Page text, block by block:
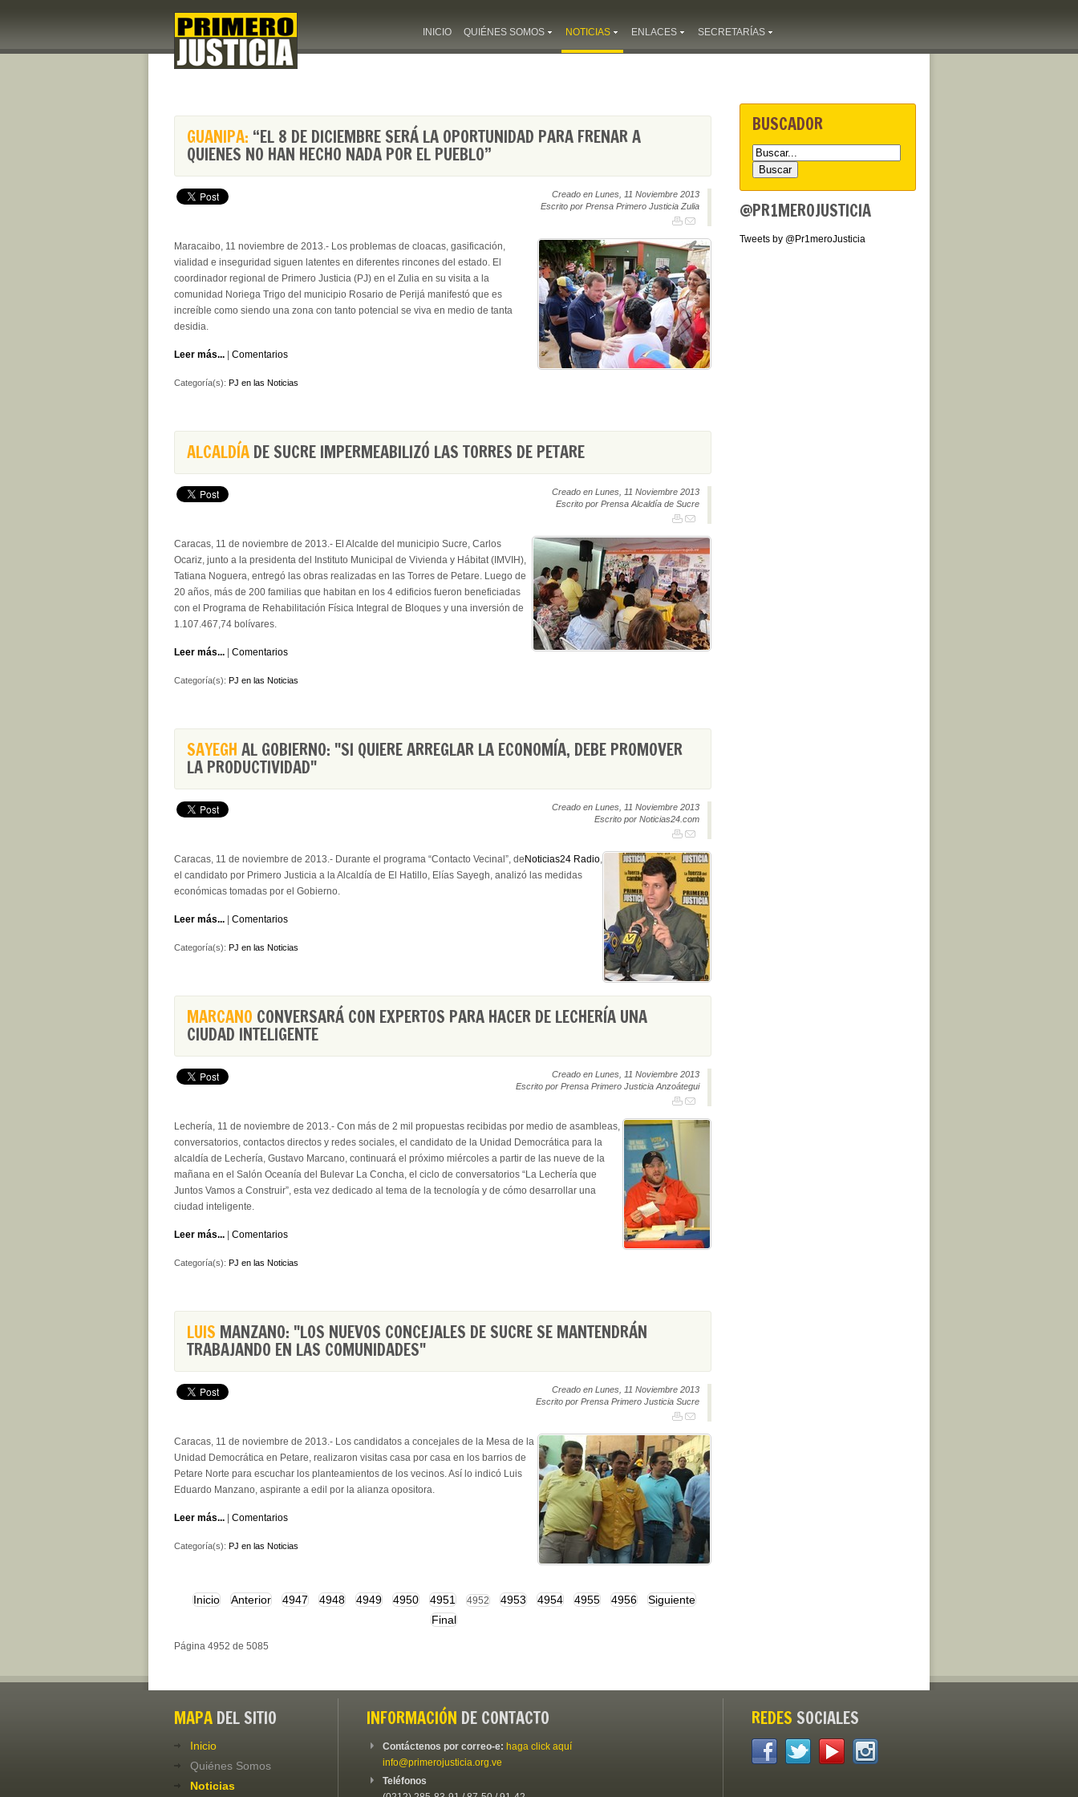
INICIO QUIÉNES SOMOS NOTICIAS ENLACES SECRETARÍAS
GUANIPA: “EL 8 DE DICIEMBRE SERÁ LA OPORTUNIDAD PARA FRENAR A
QUIENES NO HAN HECHO NADA POR EL PUEBLO”
Creado en Lunes, 11 Noviembre 2013
Escrito por Prensa Primero Justicia Zulia
Maracaibo, 11 noviembre de 2013.- Los problemas de cloacas, gasificación,
vialidad e inseguridad siguen latentes en diferentes rincones del estado. El
coordinador regional de Primero Justicia (PJ) en el Zulia en su visita a la
comunidad Noriega Trigo del municipio Rosario de Perijá manifestó que es
increíble como siendo una zona con tanto potencial se viva en medio de tanta
desidia.
Leer más... Comentarios
Categoría(s): PJ en las Noticias
ALCALDÍA DE SUCRE IMPERMEABILIZÓ LAS TORRES DE PETARE
Creado en Lunes, 11 Noviembre 2013
Escrito por Prensa Alcaldía de Sucre
Caracas, 11 de noviembre de 2013.- El Alcalde del municipio Sucre, Carlos
Ocariz, junto a la presidenta del Instituto Municipal de Vivienda y Hábitat (IMVIH),
Tatiana Noguera, entregó las obras realizadas en las Torres de Petare. Luego de
20 años, más de 200 familias que habitan en los 4 edificios fueron beneficiadas
con el Programa de Rehabilitación Física Integral de Bloques y una inversión de
1.107.467,74 bolívares.
Leer más... Comentarios
Categoría(s): PJ en las Noticias
SAYEGH AL GOBIERNO: "SI QUIERE ARREGLAR LA ECONOMÍA, DEBE PROMOVER
LA PRODUCTIVIDAD"
Creado en Lunes, 11 Noviembre 2013
Escrito por Noticias24.com
Caracas, 11 de noviembre de 2013.- Durante el programa “Contacto Vecinal”, de Noticias24 Radio,
el candidato por Primero Justicia a la Alcaldía de El Hatillo, Elías Sayegh, analizó las medidas
económicas tomadas por el Gobierno.
Leer más... Comentarios
Categoría(s): PJ en las Noticias
MARCANO CONVERSARÁ CON EXPERTOS PARA HACER DE LECHERÍA UNA
CIUDAD INTELIGENTE
Creado en Lunes, 11 Noviembre 2013
Escrito por Prensa Primero Justicia Anzoátegui
Lechería, 11 de noviembre de 2013.- Con más de 2 mil propuestas recibidas por medio de asambleas,
conversatorios, contactos directos y redes sociales, el candidato de la Unidad Democrática para la
alcaldía de Lechería, Gustavo Marcano, continuará el próximo miércoles a partir de las nueve de la
mañana en el Salón Oceanía del Bulevar La Concha, el ciclo de conversatorios “La Lechería que
Juntos Vamos a Construir”, esta vez dedicado al tema de la tecnología y de cómo desarrollar una
ciudad inteligente.
Leer más... Comentarios
Categoría(s): PJ en las Noticias
LUIS MANZANO: "LOS NUEVOS CONCEJALES DE SUCRE SE MANTENDRÁN
TRABAJANDO EN LAS COMUNIDADES"
Creado en Lunes, 11 Noviembre 2013
Escrito por Prensa Primero Justicia Sucre
Caracas, 11 de noviembre de 2013.- Los candidatos a concejales de la Mesa de la
Unidad Democrática en Petare, realizaron visitas casa por casa en los barrios de
Petare Norte para escuchar los planteamientos de los vecinos. Así lo indicó Luis
Eduardo Manzano, aspirante a edil por la alianza opositora.
Leer más... Comentarios
Categoría(s): PJ en las Noticias
Inicio Anterior 4947 4948 4949 4950 4951 4952 4953 4954 4955 4956
Siguiente
Final
Página 4952 de 5085
BUSCADOR
@PR1MEROJUSTICIA
Tweets by @Pr1meroJusticia
MAPA DEL SITIO
Inicio
Quiénes Somos
Noticias
INFORMACIÓN DE CONTACTO
Contáctenos por correo-e: haga click aquí
info@primerojusticia.org.ve
Teléfonos
REDES SOCIALES